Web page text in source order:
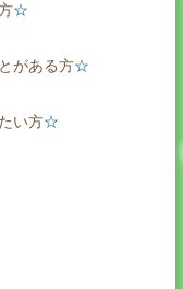
☆
がある方☆
い方☆